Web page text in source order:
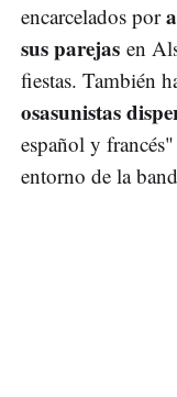
encarcelados por
sus parejas en
fiestas. También
osasunistas
español y
entorno de la